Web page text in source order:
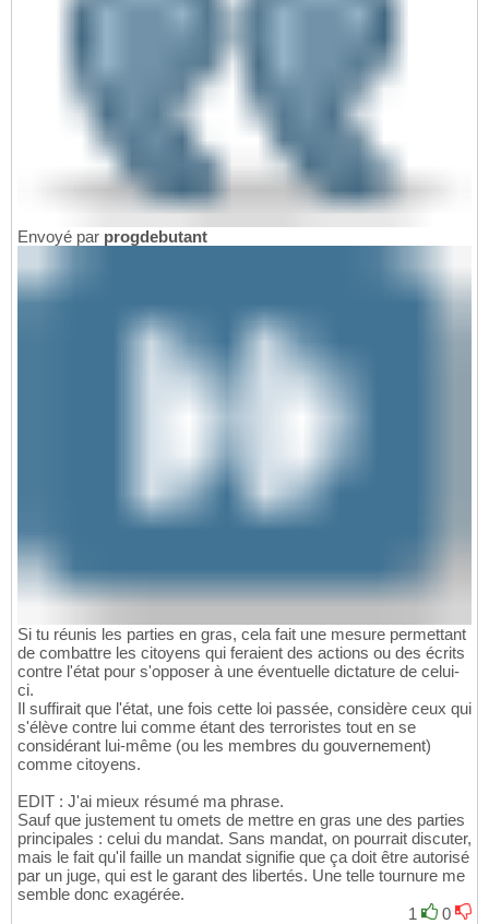
Envoyé par progdebutant
Si tu réunis les parties en gras, cela fait une mesure permettant
de combattre les citoyens qui feraient des actions ou des écrits
contre l'état pour s'opposer à une éventuelle dictature de celui-
ci.
Il suffirait que l'état, une fois cette loi passée, considère ceux qui
s'élève contre lui comme étant des terroristes tout en se
considérant lui-même (ou les membres du gouvernement)
comme citoyens.
EDIT : J'ai mieux résumé ma phrase.
Sauf que justement tu omets de mettre en gras une des parties
principales : celui du mandat. Sans mandat, on pourrait discuter,
mais le fait qu'il faille un mandat signifie que ça doit être autorisé
par un juge, qui est le garant des libertés. Une telle tournure me
semble donc exagérée.
1
0